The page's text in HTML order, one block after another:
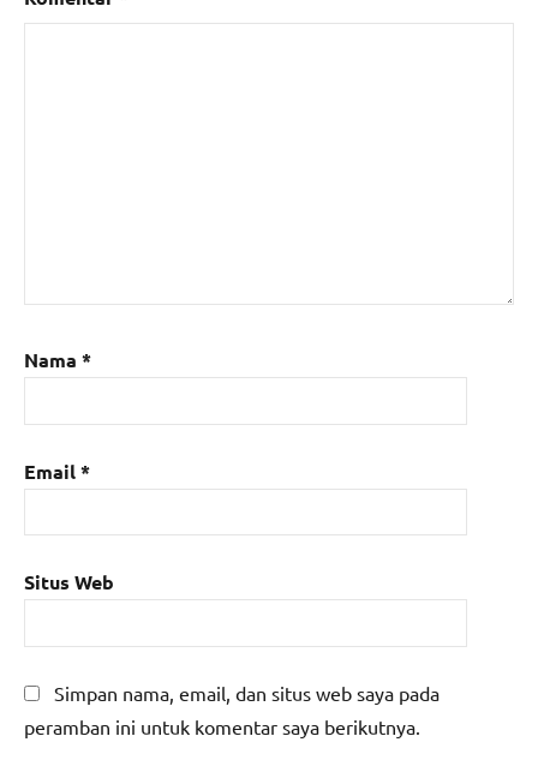
Nama *
Email*
Situs Web
Simpan nama, email, dan situs web saya pada
peramban ini untuk komentar saya berikutnya.